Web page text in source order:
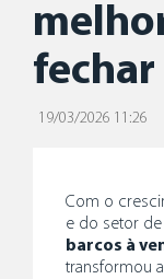
19/03/2026 11:26
Com o
e do setor
barcos à
transformou